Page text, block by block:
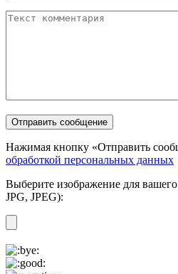
Нажимая кнопку «Отправить
обработкой персональных данных
Выберите изображение для
JPG, JPEG):